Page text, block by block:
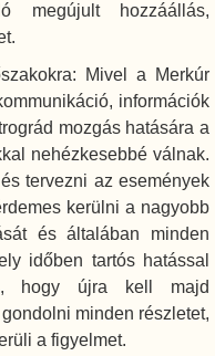
megújult hozzáállás,
Mivel a Merkúr
információk
mozgás hatására a
nehézkesebbé válnak.
tervezni az események
kerülni a nagyobb
és általában minden
időben tartós hatással
hogy újra kell majd
minden részletet,
a figyelmet.